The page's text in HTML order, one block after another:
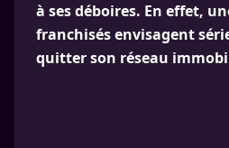
à ses déboires. En effet,
franchisés envisagent
quitter son réseau